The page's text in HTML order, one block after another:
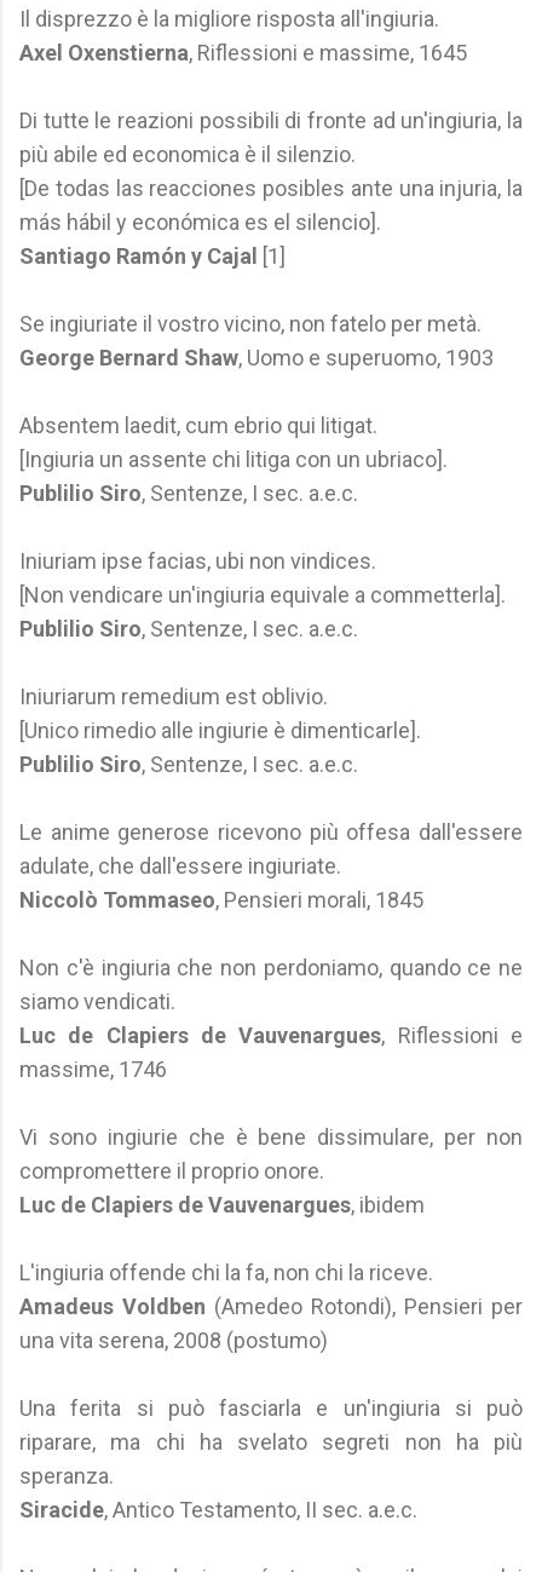
Il disprezzo è la migliore risposta all'ingiuria.
Axel Oxenstierna, Riflessioni e massime, 1645
Di tutte le reazioni possibili di fronte ad un'ingiuria, la
più abile ed economica è il silenzio.
[De todas las reacciones posibles ante una injuria, la
más hábil y económica es el silencio].
Santiago Ramón y Cajal
[1]
Se ingiuriate il vostro vicino, non fatelo per metà.
George Bernard Shaw, Uomo e superuomo, 1903
Absentem laedit, cum ebrio qui litigat.
[Ingiuria un assente chi litiga con un ubriaco].
Publilio Siro, Sentenze, I sec. a.e.c.
Iniuriam ipse facias, ubi non vindices.
[Non vendicare un'ingiuria equivale a commetterla].
Publilio Siro, Sentenze, I sec. a.e.c.
Iniuriarum remedium est oblivio.
[Unico rimedio alle ingiurie è dimenticarle].
Publilio Siro, Sentenze, I sec. a.e.c.
Le anime generose ricevono più offesa dall'essere
adulate, che dall'essere ingiuriate.
Niccolò Tommaseo, Pensieri morali, 1845
Non c'è ingiuria che non perdoniamo, quando ce ne
siamo vendicati.
Luc de Clapiers de Vauvenargues, Riflessioni e
massime, 1746
Vi sono ingiurie che è bene dissimulare, per non
compromettere il proprio onore.
Luc de Clapiers de Vauvenargues, ibidem
L'ingiuria offende chi la fa, non chi la riceve.
Amadeus Voldben (Amedeo Rotondi), Pensieri per
una vita serena, 2008 (postumo)
Una ferita si può fasciarla e un'ingiuria si può
riparare, ma chi ha svelato segreti non ha più
speranza.
Siracide, Antico Testamento, II sec. a.e.c.